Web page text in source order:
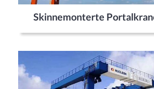
Skinnemonterte